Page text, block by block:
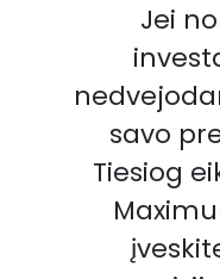
Jei
savo
Tiesiog